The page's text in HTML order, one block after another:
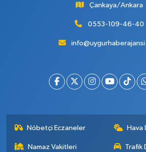
Çankaya/Ankara
0553-109-46-40
Nöbetçi Eczaneler Hava
Namaz Vakitleri Trafik